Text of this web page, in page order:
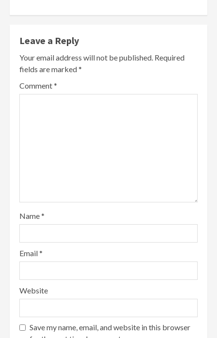
Leave a Reply
Your email address will not be published. Required
fields are marked*
Comment*
Name*
Email*
Website
Save my name, email, and website in this browser